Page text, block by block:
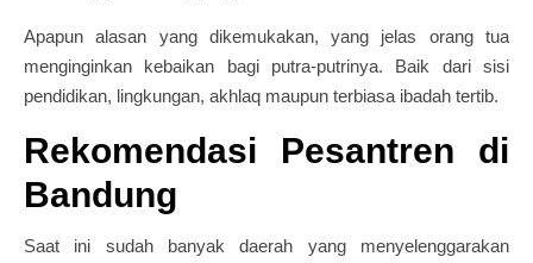
Apapun alasan yang dikemukakan, yang jelas orang tua
menginginkan kebaikan bagi putra-putrinya. Baik dari sisi
pendidikan, lingkungan, akhlaq maupun terbiasa ibadah tertib.
Rekomendasi Pesantren di
Bandung
Saat ini sudah banyak daerah yang menyelenggarakan